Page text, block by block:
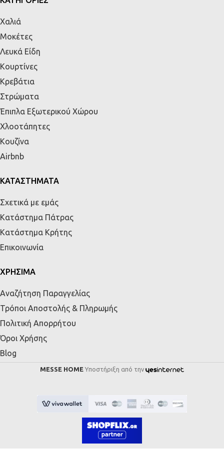
Χαλιά
Μοκέτες
Λευκά Είδη
Κουρτίνες
Κρεβάτια
Στρώματα
Έπιπλα Εξωτερικού Χώρου
Χλοοτάπητες
Κουζίνα
Airbnb
ΚΑΤΑΣΤΗΜΑΤΑ
Σχετικά με εμάς
Κατάστημα Πάτρας
Κατάστημα Κρήτης
Επικοινωνία
ΧΡΗΣΙΜΑ
Αναζήτηση Παραγγελίας
Τρόποι Αποστολής & Πληρωμής
Πολιτική Απορρήτου
Όροι Χρήσης
Blog
MESSE HOME Υποστήριξη από την